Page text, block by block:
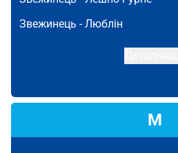
Звежинець -Люблін
М